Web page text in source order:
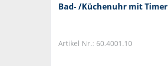
Bad- /Küchenuhr mit Timer
Artikel Nr.: 60.4001.10